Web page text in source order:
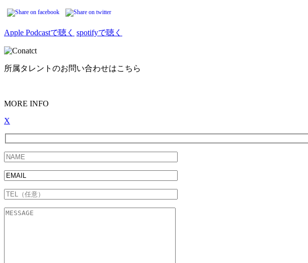
Apple Podcastで聴く spotifyで聴く
所属タレントのお問い合わせはこちら
MORE INFO
X